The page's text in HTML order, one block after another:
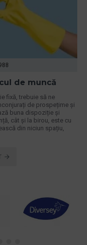
de muncă
fixă, trebuie să ne
de prospețime și
buna dispoziție și
cât și la birou, este cu
din niciun spațiu,